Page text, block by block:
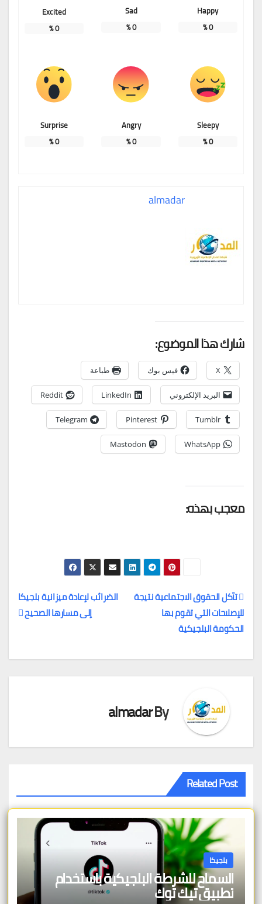
Happy
0
%
Sad
0
%
Excited
0
%
Sleepy
0
%
Angry
0
%
Surprise
0
%
almadar
شارك هذا الموضوع:
X فيس بوك طباعة
البريد الإلكتروني LinkedIn
Reddit
Tumblr
Pinterest
Telegram
WhatsApp
Mastodon
معجب بهذه:
تصفّح
المقالات
الضرائب لإعادة ميزانية بلجيكا
إلى مسارها الصحيح
تآكل الحقوق الاجتماعية نتيجة
للإصلاحات التي تقوم بها
الحكومة البلجيكية
By
almadar
Related Post
بلجيكا
السماح للشرطة البلجيكية باستخدام
تطبيق تيك توك